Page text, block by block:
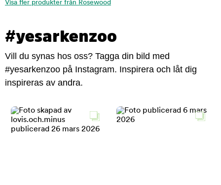
Visa fler produkter från Rosewood
#yesarkenzoo
Vill du synas hos oss? Tagga din bild med
#yesarkenzoo på Instagram. Inspirera och låt dig
inspireras av andra.